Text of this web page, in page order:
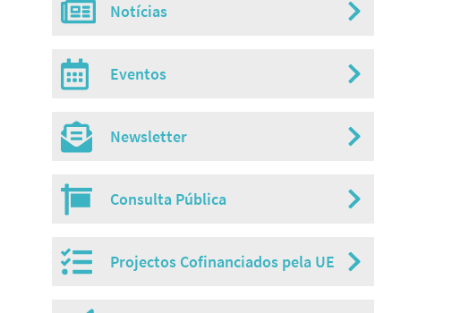
Misc
menu
Notícias
Eventos
Newsletter
Consulta Pública
Projectos Cofinanciados pela UE